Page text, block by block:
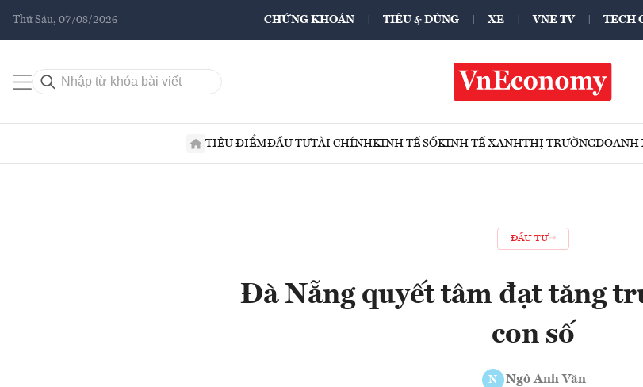
Thứ Sáu, 07/08/2026 CHỨNG KHOÁN TIÊU & DÙNG XE VNE TV TECH
TIÊU ĐIỂMĐẦU TƯTÀI CHÍNHKINH TẾ SỐKINH TẾ XANHTHỊ TRƯỜNGDOANH
ĐẦU TƯ
Đà Nẵng quyết tâm đạt tăng
con số
N Ngô Anh Văn